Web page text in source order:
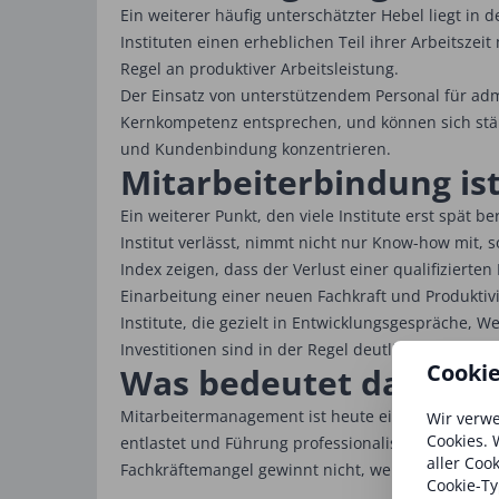
Ein weiterer häufig unterschätzter Hebel liegt in
Instituten einen erheblichen Teil ihrer
Regel an produktiver Arbeitsleistung.
Der Einsatz von unterstützendem Personal für
Kernkompetenz entsprechen, und können sich
und Kundenbindung konzentrieren.
Mitarbeiterbindung
Ein weiterer Punkt, den viele Institute erst spät
Institut verlässt, nimmt nicht nur Know-how mit,
Index zeigen, dass der Verlust einer
Einarbeitung einer neuen Fachkraft und
Institute, die gezielt in Entwicklungsgespräche,
Investitionen sind in der Regel deutlich geringer
Was bedeutet das für
Mitarbeitermanagement ist heute einer der
entlastet und Führung professionalisiert, senkt
Fachkräftemangel gewinnt nicht, wer am
Wir
Cookies.
aller
Cookie-